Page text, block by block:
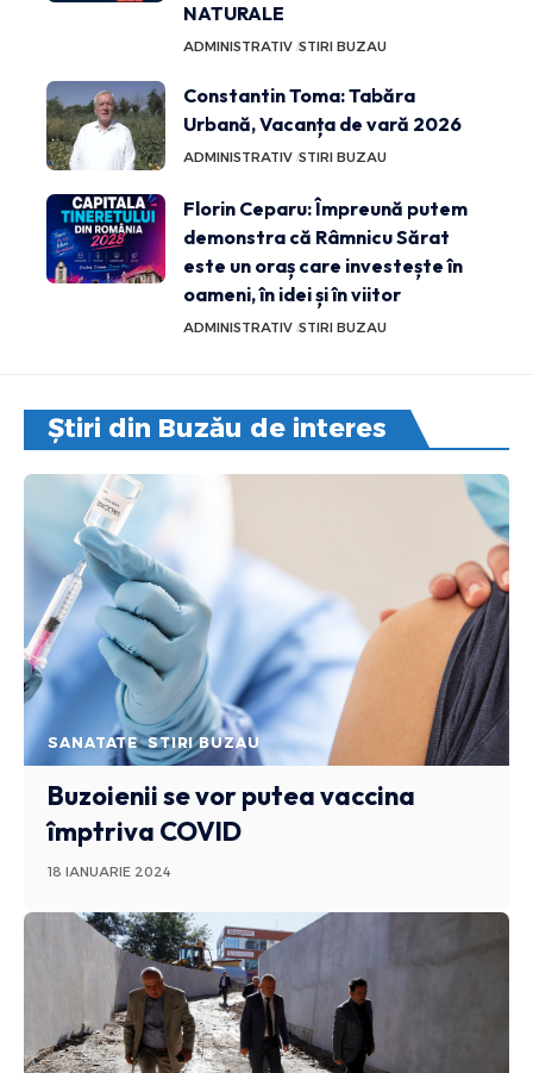
NATURALE
ADMINISTRATIV STIRI BUZAU
Constantin Toma: Tabăra
Urbană, Vacanța de vară 2026
ADMINISTRATIV STIRI BUZAU
Florin Ceparu: Împreună putem
demonstra că Râmnicu Sărat
este un oraș care investește în
oameni, în idei și în viitor
ADMINISTRATIV STIRI BUZAU
Știri din Buzău de interes
SANATATE STIRI BUZAU
Buzoienii se vor putea vaccina
împtriva COVID
18 IANUARIE 2024